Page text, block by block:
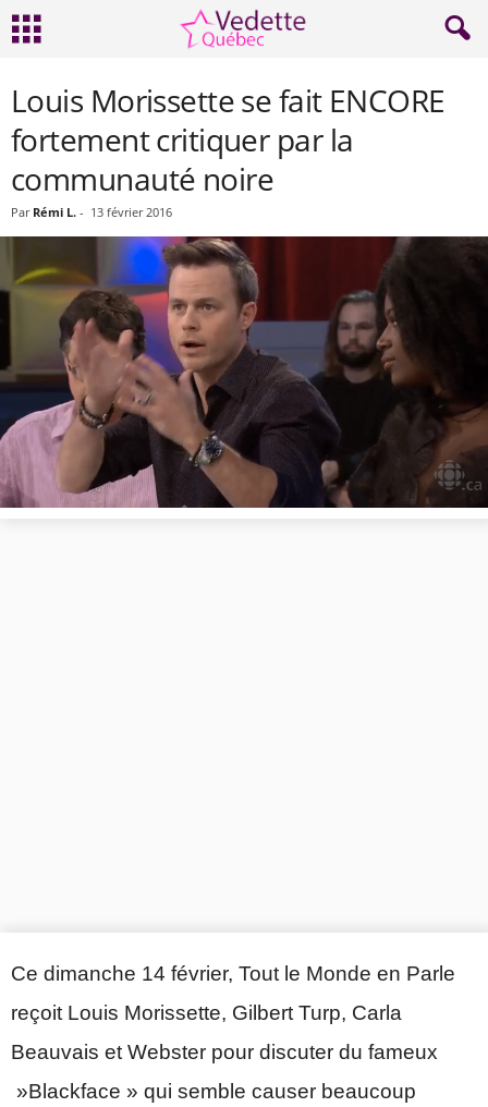
Louis Morissette se fait ENCORE
fortement critiquer par la
communauté noire
Par Rémi L. - 13 février 2016
Ce dimanche 14 février, Tout le Monde en Parle
reçoit Louis Morissette, Gilbert Turp, Carla
Beauvais et Webster pour discuter du fameux
»Blackface » qui semble causer beaucoup